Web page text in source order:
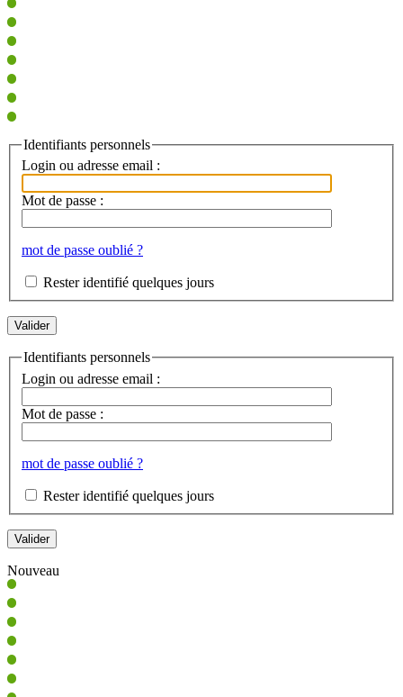
Identifiants personnels
Login ou adresse email :
Mot de passe :
mot de passe oublié ?
Rester identifié quelques jours
Identifiants personnels
Login ou adresse email :
Mot de passe :
mot de passe oublié ?
Rester identifié quelques jours
Nouveau